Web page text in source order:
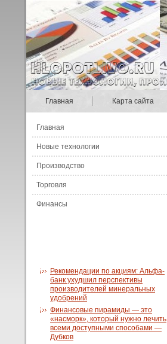
Главная Карта сайта
Главная
Новые технологии
Производство
Торговля
Финансы
Рекомендации по акциям: Альфа-
банк ухудшил перспективы
производителей минеральных
удобрений
Финансовые пирамиды — это
«насморк», который нужно лечить
всеми доступными способами —
Дубков